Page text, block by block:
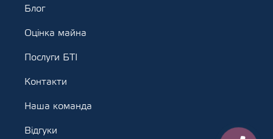
Блог
Оцінка майна
Послуги БТІ
Контакти
Наша команда
Відгуки